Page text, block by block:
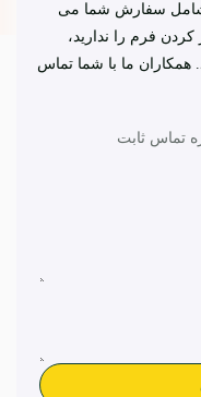
سفارش شما می
فرم را ندارید،
ما با شما تماس